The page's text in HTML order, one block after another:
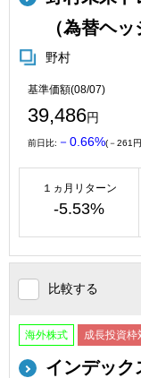
（為替ヘ
野村
基準価額(08/07)
39,486円
前日比: －0.66%(－261
１ヵ月リターン
-5.53%
比較する
海外株式 成長投資枠
インデック